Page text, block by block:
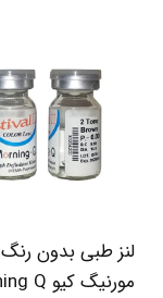
لنز طبی بدون رنگ
مورنیگ کیو morning Q